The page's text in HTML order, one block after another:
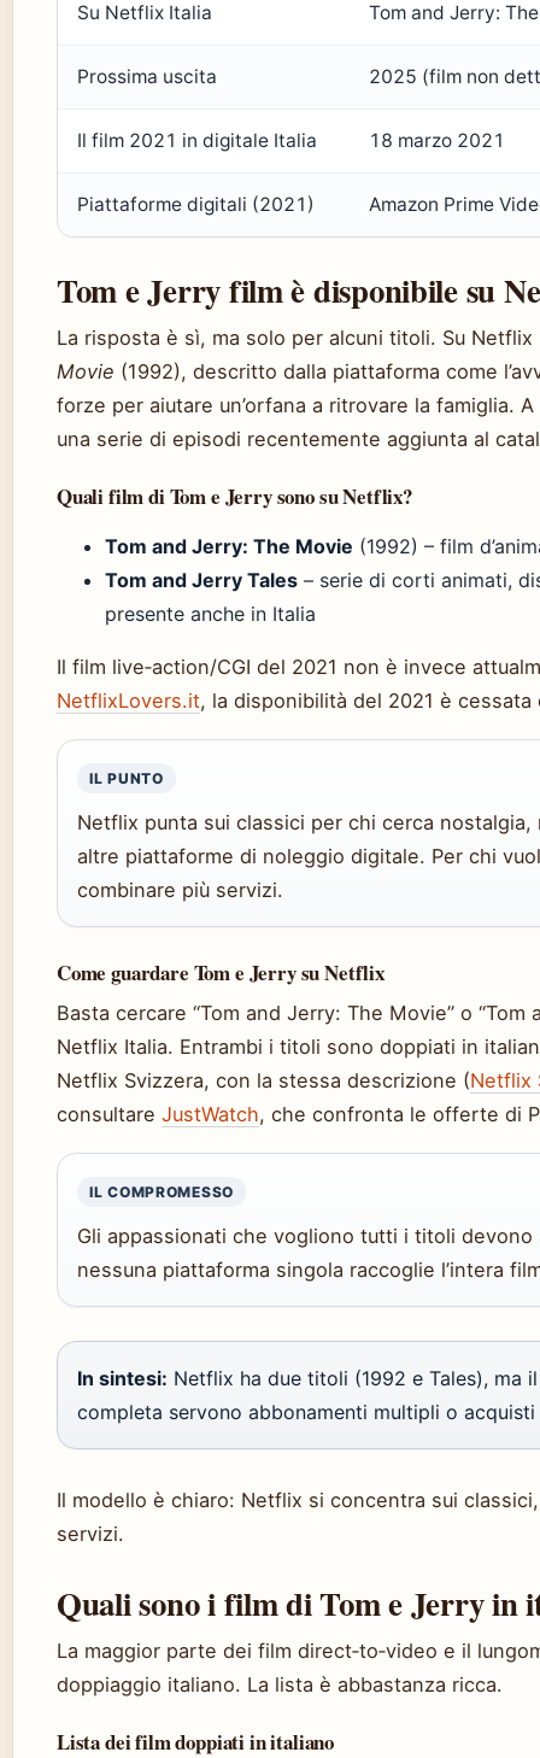
Su Netflix Italia Tom and Jerry:
Prossima uscita 2025 (film non
Il film 2021 in digitale Italia 18 marzo 2021
Piattaforme digitali (2021) Amazon Prime
Tom e Jerry film è disponibile su
La risposta è sì, ma solo per alcuni titoli. Su
Movie (1992), descritto dalla piattaforma come
forze per aiutare un’orfana a ritrovare la famiglia.
una serie di episodi recentemente aggiunta al
Quali film di Tom e Jerry sono su Netflix?
Tom and Jerry: The Movie (1992) – film
Tom and Jerry Tales – serie di corti animati,
presente anche in Italia
Il film live‑action/CGI del 2021 non è invece
NetflixLovers.it, la disponibilità del 2021 è
IL PUNTO
Netflix punta sui classici per chi cerca
altre piattaforme di noleggio digitale. Per chi
combinare più servizi.
Come guardare Tom e Jerry su Netflix
Basta cercare “Tom and Jerry: The Movie” o
Netflix Italia. Entrambi i titoli sono doppiati in
Netflix Svizzera, con la stessa descrizione (Netflix
consultare JustWatch, che confronta le offerte di
IL COMPROMESSO
Gli appassionati che vogliono tutti i titoli devono
nessuna piattaforma singola raccoglie l’intera
In sintesi: Netflix ha due titoli (1992 e Tales), ma
completa servono abbonamenti multipli o acquisti
Il modello è chiaro: Netflix si concentra sui
servizi.
Quali sono i film di Tom e Jerry in
La maggior parte dei film direct‑to‑video e il
doppiaggio italiano. La lista è abbastanza ricca.
Lista dei film doppiati in italiano